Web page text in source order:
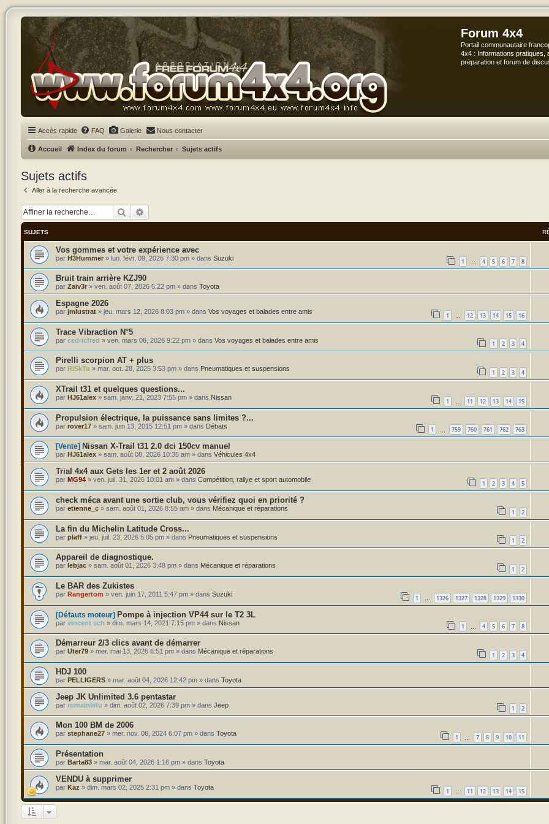
Forum 4x4
Portail communautaire
4x4 : Informations pratiques,
préparation et forum de
Accès rapide FAQ Galerie Nous contacter
Accueil Index du forum Rechercher Sujets actifs
Sujets actifs
Aller à la recherche avancée
Rechercher
SUJETS
Vos gommes et votre expérience avec
par H3Hummer» lun. févr. 09, 2026 7:30 pm» dans Suzuki 1 4 5 6 7 8
Bruit train arrière KZJ90
par Zaiv3r» ven. août 07, 2026 5:22 pm» dans Toyota
Espagne 2026
par jmlustrat» jeu. mars 12, 2026 8:03 pm» dans Vos voyages et balades entre amis 1 … 12 13 14 15 16
Trace Vibraction N°5
par cedricfred » ven. mars 06, 2026 9:22 pm» dans Vos voyages et balades entre amis 1 2 3 4
Pirelli scorpion AT + plus
par RiSkTu » mar. oct. 28, 2025 3:53 pm» dans Pneumatiques et suspensions 1 2 3 4
XTrail t31 et quelques questions...
par HJ61alex» sam. janv. 21, 2023 7:55 pm» dans Nissan 1 … 11 12 13 14 15
Propulsion électrique, la puissance sans limites ?...
par rover17» sam. juin 13, 2015 12:51 pm» dans Débats 1 759 760 761 762 763
[Vente] Nissan X-Trail t31 2.0 dci 150cv manuel
par HJ61alex» sam. août 08, 2026 10:35 am» dans Véhicules 4x4
Trial 4x4 aux Gets les 1er et 2 août 2026
par MG94» ven. juil. 31, 2026 10:01 am» dans Compétition, rallye et sport automobile 1 2 3 4 5
check méca avant une sortie club, vous vérifiez quoi en priorité ?
par etienne_c» sam. août 01, 2026 8:55 am» dans Mécanique et réparations 1 2
La fin du Michelin Latitude Cross...
par plaff» jeu. juil. 23, 2026 5:05 pm» dans Pneumatiques et suspensions 1 2
Appareil de diagnostique.
par lebjac» sam. août 01, 2026 3:48 pm» dans Mécanique et réparations 1 2
Le BAR des Zukistes
par Rangertom » ven. juin 17, 2011 5:47 pm» dans Suzuki 1 … 1326 1327 1328 1329 1330
[Défauts moteur] Pompe à injection VP44 sur le T2 3L
par vincent sch » dim. mars 14, 2021 7:15 pm» dans Nissan 1 4 5 6 7 8
Démarreur 2/3 clics avant de démarrer
par Uter79» mer. mai 13, 2026 6:51 pm» dans Mécanique et réparations 1 2 3 4
HDJ 100
par PELLIGERS» mar. août 04, 2026 12:42 pm» dans Toyota
Jeep JK Unlimited 3.6 pentastar
par romainletu » dim. août 02, 2026 7:39 pm» dans Jeep 1 2
Mon 100 BM de 2006
par stephane27» mer. nov. 06, 2024 6:07 pm» dans Toyota 1 7 8 9 10 11
Présentation
par Barta83» mar. août 04, 2026 1:16 pm» dans Toyota
VENDU à supprimer
par Kaz » dim. mars 02, 2025 2:31 pm» dans Toyota 1 … 11 12 13 14 15